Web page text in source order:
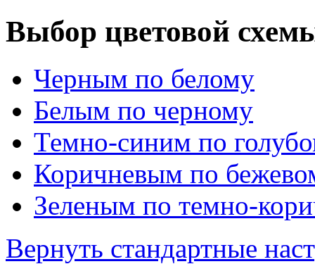
Выбор цветовой
Черным по белому
Белым по черному
Темно-синим по
Коричневым по
Зеленым по темно-
Вернуть стандартные